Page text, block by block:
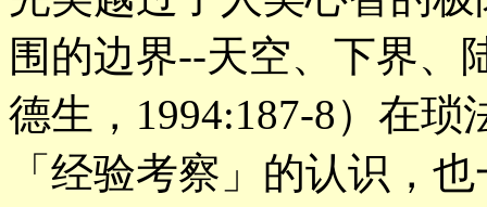
围的边界--天空、下界、
德生，1994:187-8）在
「经验考察」的认识，